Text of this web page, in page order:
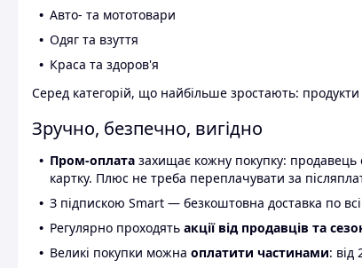
Авто- та мототовари
Одяг та взуття
Краса та здоров'я
Серед категорій, що найбільше зростають:
Зручно, безпечно, вигідно
Пром-оплата захищає кожну покупку:
картку. Плюс не треба переплачувати за
З підпискою Smart — безкоштовна доставка по
Регулярно проходять акції від продавців та
Великі покупки можна оплатити частинами: від